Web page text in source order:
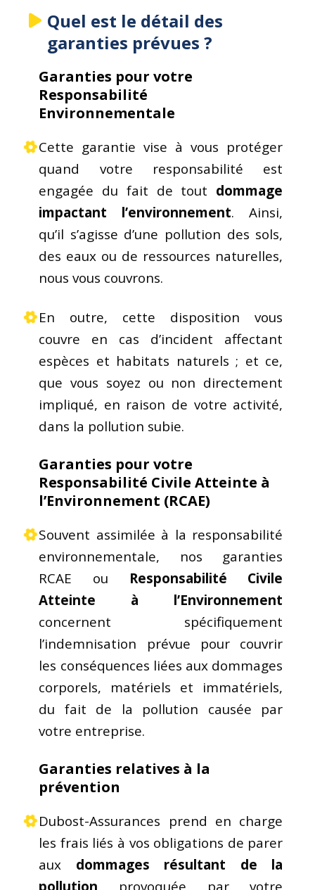
Quel est le détail des
garanties prévues ?
Garanties pour votre
Responsabilité
Environnementale
Cette garantie vise à vous protéger
quand votre responsabilité est
engagée du fait de tout dommage
impactant l’environnement. Ainsi,
qu’il s’agisse d’une pollution des sols,
des eaux ou de ressources naturelles,
nous vous couvrons.
En outre, cette disposition vous
couvre en cas d’incident affectant
espèces et habitats naturels ; et ce,
que vous soyez ou non directement
impliqué, en raison de votre activité,
dans la pollution subie.
Garanties pour votre
Responsabilité Civile Atteinte à
l’Environnement (RCAE)
Souvent assimilée à la responsabilité
environnementale, nos garanties
RCAE ou Responsabilité Civile
Atteinte à l’Environnement
concernent spécifiquement
l’indemnisation prévue pour couvrir
les conséquences liées aux dommages
corporels, matériels et immatériels,
du fait de la pollution causée par
votre entreprise.
Garanties relatives à la
prévention
Dubost-Assurances prend en charge
les frais liés à vos obligations de parer
aux dommages résultant de la